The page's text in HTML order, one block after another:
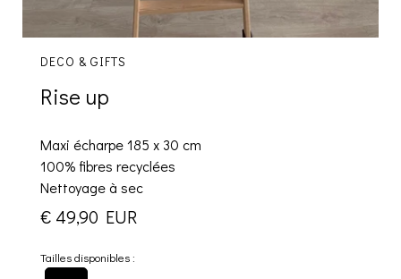
DECO & GIFTS
Rise up
Maxi écharpe 185 x 30 cm
100% fibres recyclées
Nettoyage à sec
€ 49,90 EUR
Tailles disponibles :